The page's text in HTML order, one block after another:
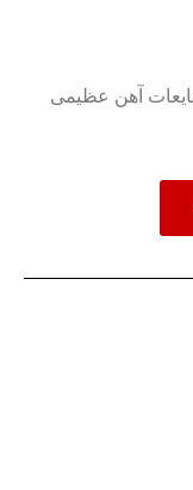
ضایعات آهن عظیمی